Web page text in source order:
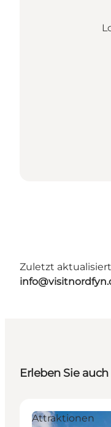
Zuletzt
Erleben Sie auch
Attraktionen